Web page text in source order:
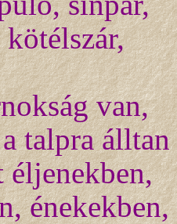
van,
talpra álltan
éljenekben,
énekekben,